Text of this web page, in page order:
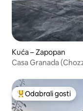
Kuća – Zapopan
Casa Granada
Među najviše
Odabrali gosti